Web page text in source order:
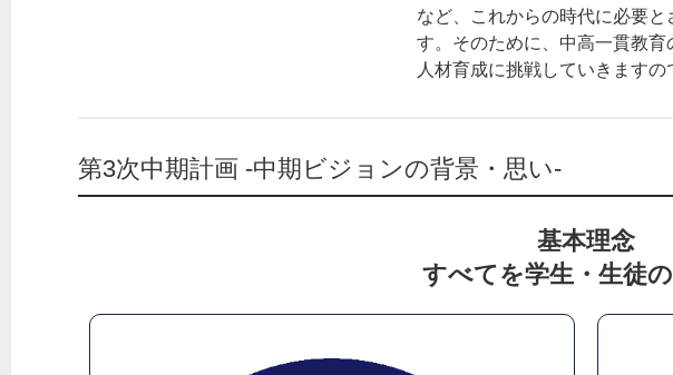
など、これからの時代に必要
す。そのために、中高一貫教
人材育成に挑戦していきます
第3次中期計画 -中期ビジョンの背景・思い-
基本理念
すべてを学生・生徒